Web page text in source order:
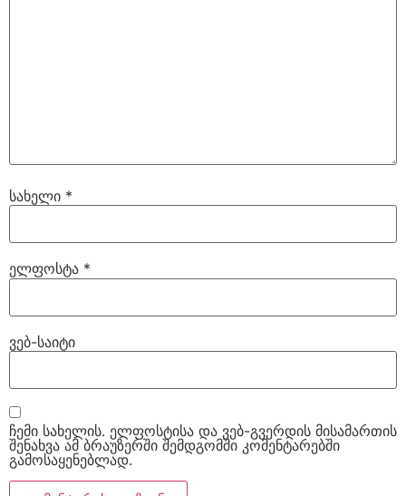
სახელი *
ელფოსტა *
ვებ-საიტი
ჩემი სახელის. ელფოსტისა და ვებ-გვერდის მისამართის
შენახვა ამ ბრაუზერში შემდგომში კომენტარებში
გამოსაყენებლად.